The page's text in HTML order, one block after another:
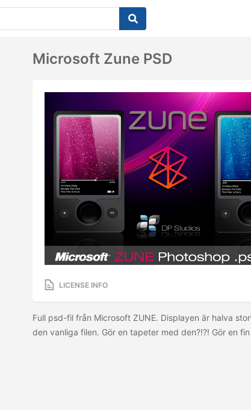
Microsoft Zune PSD
LICENSE INFO
Full psd-fil från Microsoft ZUNE. Displayen är halva
den vanliga filen. Gör en tapeter med den?!?! Gör en